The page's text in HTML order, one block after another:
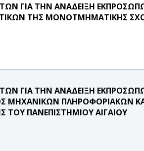
ΓΙΑ ΤΗΝ ΑΝΑΔΕΙΞΗ
ΤΗΣ ΜΟΝΟΤΜΗΜΑΤΙΚΗΣ
ΓΙΑ ΤΗΝ ΑΝΑΔΕΙΞΗ
ΜΗΧΑΝΙΚΩΝ ΠΛΗΡΟΦΟΡΙΑΚΩΝ
ΤΟΥ ΠΑΝΕΠΙΣΤΗΜΙΟΥ ΑΙΓΑΙΟΥ